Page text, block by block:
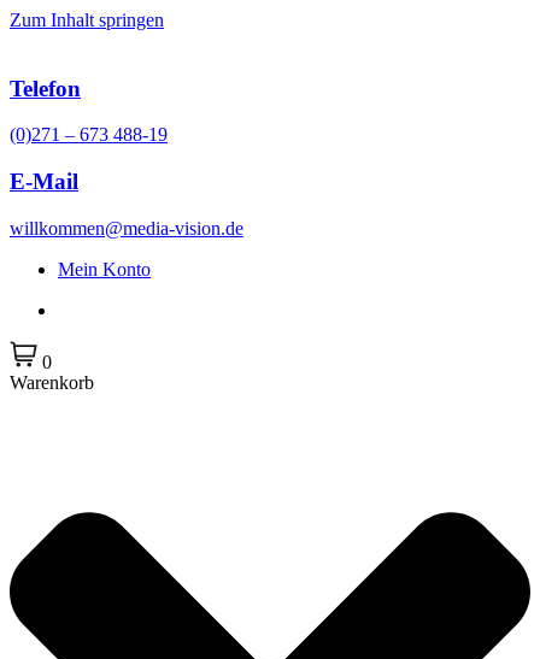
Zum Inhalt springen
Telefon
(0)271 – 673 488-19
E-Mail
willkommen@media-vision.de
Mein Konto
0
Warenkorb